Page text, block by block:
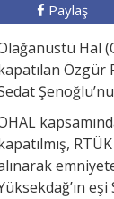
Paylaş
Hal
Özgür